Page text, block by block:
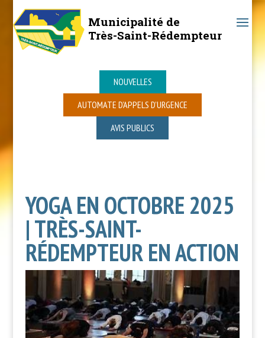
Municipalité de
Très-Saint-Rédempteur
NOUVELLES
AUTOMATE D’APPELS D’URGENCE
AVIS PUBLICS
YOGA EN OCTOBRE 2025
| TRÈS-SAINT-
RÉDEMPTEUR EN ACTION